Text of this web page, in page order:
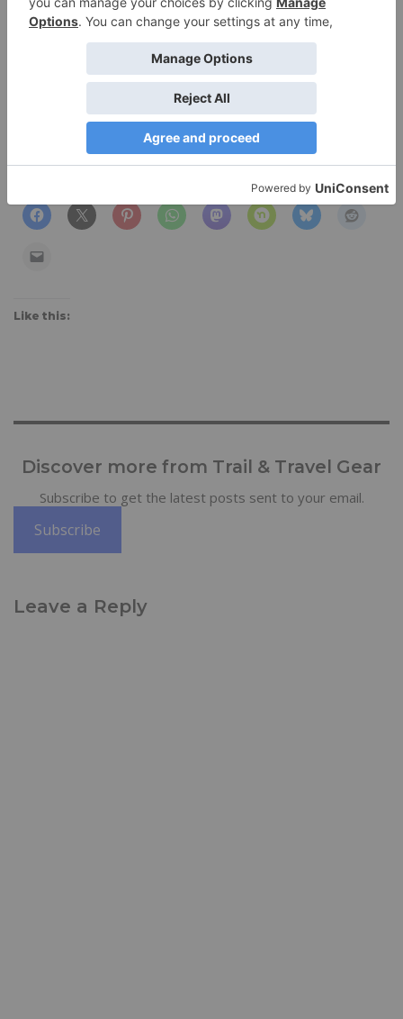
lacus nunc vel est. Etiam vitae lacinia ex. Aliquam
tempor laoreet ullamcorper. Nam sit amet pulvinar
nunc. Cum sociis natoque penatibus et magnis dis
parturient montes, nascetur ridiculus mus.
Ut bibendum lorem at libero aliqu
Like this:
Discover more from Trail & Travel Gear
Subscribe to get the latest posts sent to your email.
Subscribe
Leave a Reply